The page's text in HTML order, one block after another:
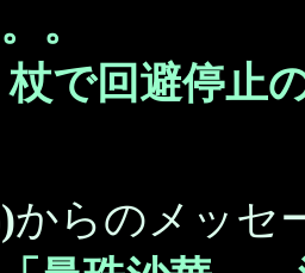
。
杖で回避停止
からのメッセ